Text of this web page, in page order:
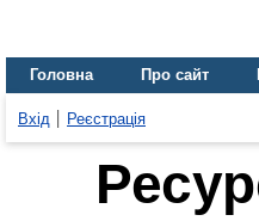
Головна Про сайт
Вхід Реєстрація